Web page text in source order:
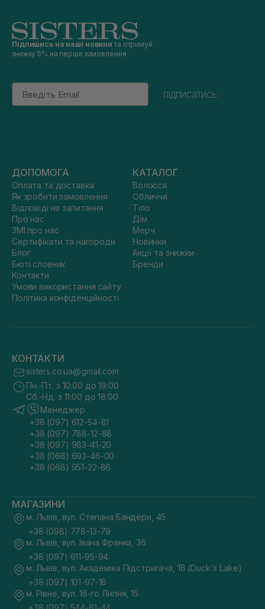
Підпишись на наші новини та отримуй
знижку 5% на перше замовлення
Email
підписатись
ДОПОМОГА
Оплата та доставка
Як зробити замовлення
Відповіді на запитання
Про нас
ЗМІ про нас
Сертифікати та нагороди
Блог
Бюті словник
Контакти
Умови використання сайту
Політика конфіденційності
КАТАЛОГ
Волосся
Обличчя
Тіло
Дім
Мерч
Новинки
Акції та знижки
Бренди
КОНТАКТИ
sisters.co.ua@gmail.com
Пн.-Пт. з 10:00 до 19:00
Сб.-Нд. з 11:00 до 18:00
Менеджер
+38 (097) 612-54-81
+38 (097) 788-12-88
+38 (097) 983-41-20
+38 (068) 693-46-00
+38 (068) 951-22-86
МАГАЗИНИ
м. Львів, вул. Степана Бандери, 45
+38 (098) 778-13-79
м. Львів, вул. Івана Франка, 36
+38 (097) 611-95-94
м. Львів, вул. Академіка Підстригача, 1В (Duck's Lake)
+38 (097) 101-97-16
м. Рівне, вул. 16-го Липня, 15